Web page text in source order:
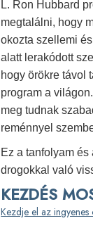
L. Ron Hubbard
megtalálni, hogy
okozta szellemi
alatt lerakódott
hogy örökre távol
program a
meg tudnak
reménnyel
Ez a tanfolyam
drogokkal való
KEZDÉS
Kezdje el az